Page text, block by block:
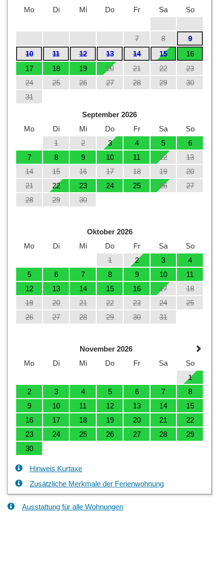
Mo
Di Mi Do Fr Sa
So
7 8
9
10
11 12 13 14 15
16
17
18 19 20 21 22
23
24
25 26 27 28 29
30
31
September 2026
Mo
Di Mi Do Fr Sa
So
1
2 3 4 5
6
7
8 9 10 11 12
13
14
15 16 17 18 19
20
21
22 23 24 25 26
27
28
29 30
Oktober 2026
Mo
Di Mi Do Fr Sa
So
1
2 3
4
5
6 7 8 9 10
11
12
13 14 15 16 17
18
19
20 21 22 23 24
25
26
27 28 29 30 31
November 2026
Mo
Di Mi Do Fr Sa
So
1
2
3 4 5 6 7
8
9
10 11 12 13 14
15
16
17 18 19 20 21
22
23
24 25 26 27 28
29
30
Hinweis Kurtaxe
Zusätzliche Merkmale der Ferienwohnung
Ausstattung für alle Wohnungen